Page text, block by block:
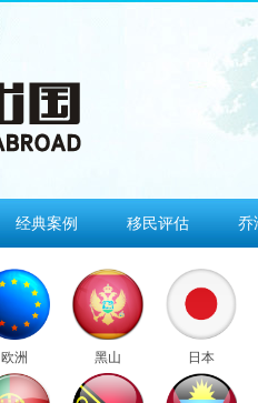
经典案例 移民评估 乔
欧洲 黑山 日本